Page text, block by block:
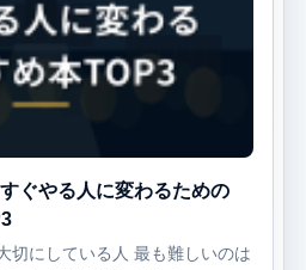
ぐやる人に変わるための
切にしている人 最も難しいのは